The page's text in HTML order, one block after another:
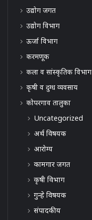
उद्योग जगत
उद्योग विभाग
ऊर्जा विभाग
करमणूक
कला व सांस्कृतिक विभाग
कृषी व दुग्ध व्यवसाय
कोपरगाव तालुका
Uncategorized
अर्थ विषयक
आरोग्य
कामगार जगत
कृषी विभाग
गुन्हे विषयक
संपादकीय